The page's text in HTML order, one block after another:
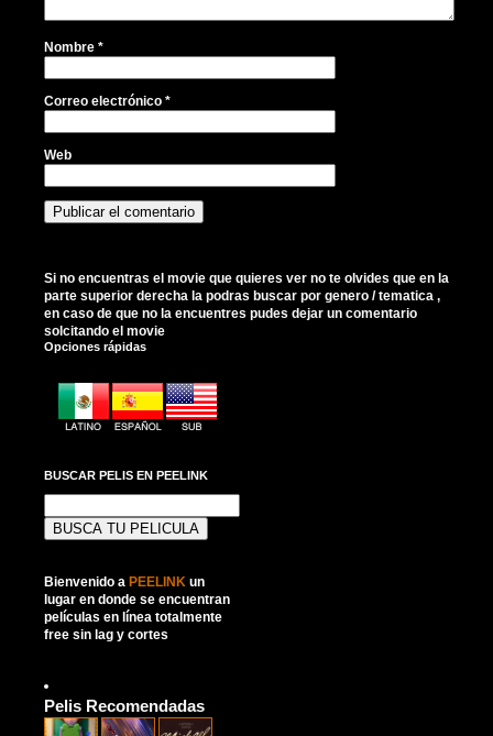
Nombre *
Correo electrónico *
Web
Si no encuentras el movie que quieres ver no te olvides que en la
parte superior derecha la podras buscar por genero / tematica ,
en caso de que no la encuentres pudes dejar un comentario
solcitando el movie
Opciones rápidas
BUSCAR PELIS EN PEELINK
Bienvenido a PEELINK un
lugar en donde se encuentran
películas en línea totalmente
free sin lag y cortes
Pelis Recomendadas